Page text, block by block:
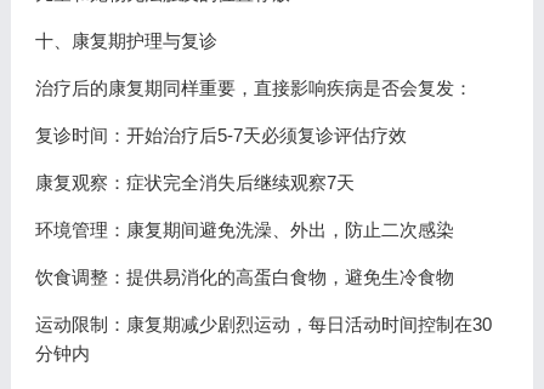
十、康复期护理与复诊
治疗后的康复期同样重要，直接影响疾病是否会复发：
复诊时间：开始治疗后5-7天必须复诊评估疗效
康复观察：症状完全消失后继续观察7天
环境管理：康复期间避免洗澡、外出，防止二次感染
饮食调整：提供易消化的高蛋白食物，避免生冷食物
运动限制：康复期减少剧烈运动，每日活动时间控制在30
分钟内